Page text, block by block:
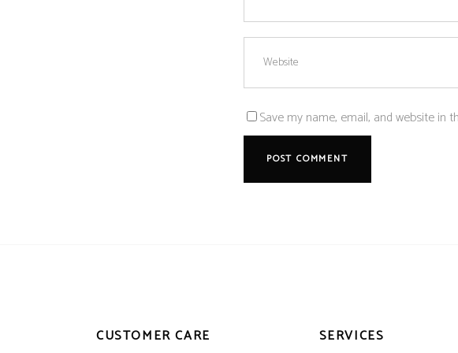
Save my name, email, and website
CUSTOMER CARE SERVICES